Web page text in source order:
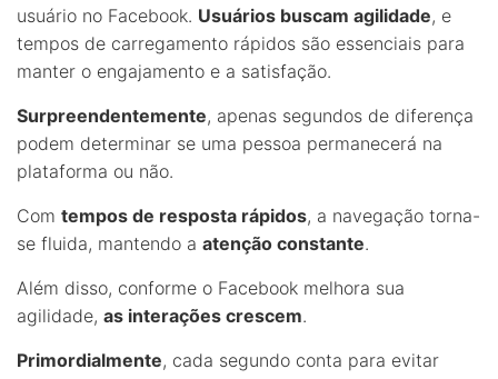
usuário no Facebook. Usuários buscam agilidade, e
tempos de carregamento rápidos são essenciais para
manter o engajamento e a satisfação.
Surpreendentemente, apenas segundos de diferença
podem determinar se uma pessoa permanecerá na
plataforma ou não.
Com tempos de resposta rápidos, a navegação torna-
se fluida, mantendo a atenção constante.
Além disso, conforme o Facebook melhora sua
agilidade, as interações crescem.
Primordialmente, cada segundo conta para evitar